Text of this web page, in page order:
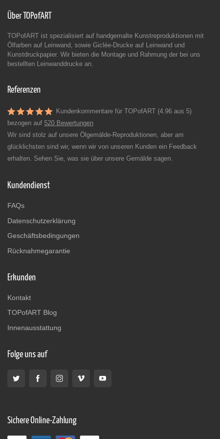
Über TOPofART
TOPofART ist spezialisiert auf handgemalte Kunstreproduktionen mit
Ölfarben auf Leinwand, sowie Giclée-Drucke auf Leinwand und
Kunstdruckpapier. Wir bieten die Montage und Rahmung der bei uns
bestellten Leinwanddrucke an.
Referenzen
Kundenkommentare für TOPofART (4.96 aus 5)
bezogen auf 520 Bewertungen
Wir sind stolz auf unsere Ölgemälde-Reproduktionen, aber am
glücklichsten sind wir, wenn wir von unseren Kunden ein Feedback
erhalten. Sehen Sie, was sie über unsere Gemälde sagen.
Kundendienst
FAQs
Datenschutzerklärung
Geschäftsbedingungen
Rücknahmegarantie
Erkunden
Kontakt
TOPofART Blog
Innenausstattung
Folge uns auf
Sichere Online-Zahlung